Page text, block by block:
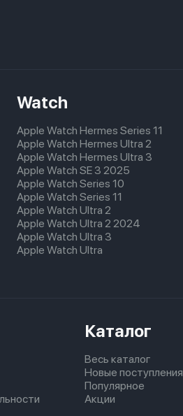
Watch
Apple Watch Hermes Series 11
Apple Watch Hermes Ultra 2
Apple Watch Hermes Ultra 3
Apple Watch SE 3 2025
Apple Watch Series 10
Apple Watch Series 11
Apple Watch Ultra 2
Apple Watch Ultra 2 2024
Apple Watch Ultra 3
Apple Watch Ultra
Каталог
Весь каталог
Новые поступления
Популярное
Акции